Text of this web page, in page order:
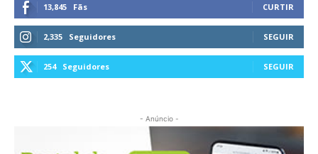
13,845 Fãs CURTIR
2,335 Seguidores SEGUIR
254 Seguidores SEGUIR
- Anúncio -